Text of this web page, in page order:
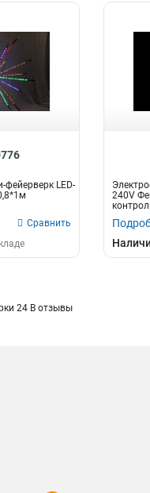
LED-
Сравнить
240V
24 В отзывы